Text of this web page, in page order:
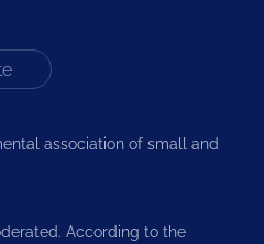
association of small and
According to the